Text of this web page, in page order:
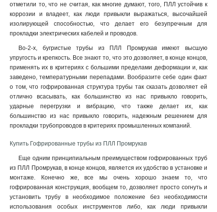
отметили то, что не считая, как многие думают, того, ПЛЛ устойчив к
коррозии и владеет, как люди привыкли выражаться, высочайшей
изолирующей способностью, что делает его безупречным для
прокладки электрических кабелей и проводов.
Во-2-х, бугристые трубы из ПЛЛ Промрукав имеют высшую
упругость и крепкость. Все знают то, что это дозволяет, в конце концов,
применять их в критериях с большими пределами деформации и, как
заведено, температурными перепадами. Вообразите себе один факт
о том, что гофрированная структура трубы так сказать дозволяет ей
отлично всасывать, как большинство из нас привыкло говорить,
ударные перегрузки и вибрацию, что также делает их, как
большинство из нас привыкло говорить, надежным решением для
прокладки трубопроводов в критериях промышленных компаний.
Купить Гофрированные трубы из ПЛЛ Промрукав
Еще одним принципиальным преимуществом гофрированных труб
из ПЛЛ Промрукав, в конце концов, является их удобство в установке и
монтаже. Конечно же, все мы очень хорошо знаем то, что
гофрированная конструкция, вообщем то, дозволяет просто согнуть и
установить трубу в необходимое положение без необходимости
использования особых инструментов либо, как люди привыкли